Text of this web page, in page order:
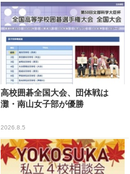
高校囲碁全国大会、団体戦は
灘・南山女子部が優勝
2026.8.5